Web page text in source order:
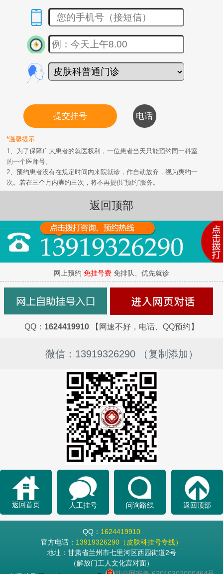
*温馨提示
1、为了保障广大患者的就医权利，一位患者当天只能预约同一科室
的一个医师号。
2、预约患者没有在规定时间内来院就诊，作自动放弃，视为爽约一
次。若在三个月内爽约三次，将不再提供“预约”服务。
返回顶部
网上预约 免挂号费 免排队、优先就诊
QQ： 1624419910 【网速不好，电话、QQ预约】
微信：13919326290 （复制添加）
返回首页 人工挂号 问询路线 返回顶部
QQ： 1624419910
官方电话： 13919326290（皮肤科挂号专线）
地址：甘肃省兰州市七里河区西园街道2号
（解放门工人文化宫对面）